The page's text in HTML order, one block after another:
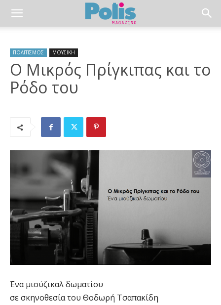
ΠΟΛΙΤΙΣΜΟΣ ΜΟΥΣΙΚΗ
Ο Μικρός Πρίγκιπας και το
Ρόδο του
Ένα μιούζικαλ δωματίου
σε σκηνοθεσία του Θοδωρή Τσαπακίδη